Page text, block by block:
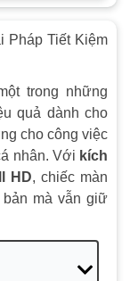
Pháp Tiết Kiệm
trong những
quả dành cho
cho công việc
nhân. Với kích
HD, chiếc màn
mà vẫn giữ